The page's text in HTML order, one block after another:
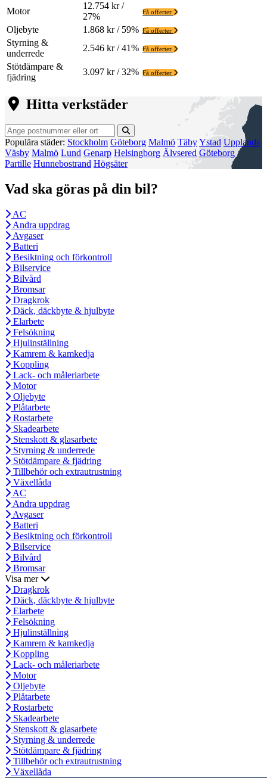
Motor
12.754 kr /
27%
Få offerter
Oljebyte 1.868 kr / 59% Få offerter
Styrning &
underrede
2.546 kr / 41% Få offerter
Stötdämpare &
fjädring
3.097 kr / 32% Få offerter
Hitta verkstäder
Populära städer: Stockholm Göteborg Malmö TäbyYstad Upplands
Väsby Malmö Lund Genarp Helsingborg Älvsered Göteborg
Partille Hunnebostrand Högsäter
Vad ska göras på din bil?
AC
Andra uppdrag
Avgaser
Batteri
Besiktning och förkontroll
Bilservice
Bilvård
Bromsar
Dragkrok
Däck, däckbyte & hjulbyte
Elarbete
Felsökning
Hjulinställning
Kamrem & kamkedja
Koppling
Lack- och måleriarbete
Motor
Oljebyte
Plåtarbete
Rostarbete
Skadearbete
Stenskott & glasarbete
Styrning & underrede
Stötdämpare & fjädring
Tillbehör och extrautrustning
Växellåda
AC
Andra uppdrag
Avgaser
Batteri
Besiktning och förkontroll
Bilservice
Bilvård
Bromsar
Visa mer
Dragkrok
Däck, däckbyte & hjulbyte
Elarbete
Felsökning
Hjulinställning
Kamrem & kamkedja
Koppling
Lack- och måleriarbete
Motor
Oljebyte
Plåtarbete
Rostarbete
Skadearbete
Stenskott & glasarbete
Styrning & underrede
Stötdämpare & fjädring
Tillbehör och extrautrustning
Växellåda